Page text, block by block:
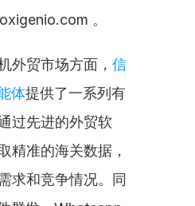
。
外贸市场方面， 信
体提供了一系列有
过先进的外贸软
精准的海关数据，
求和竞争情况。同